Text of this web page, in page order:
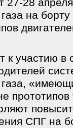
27-28
на
участию в
прототипов
СПГ на